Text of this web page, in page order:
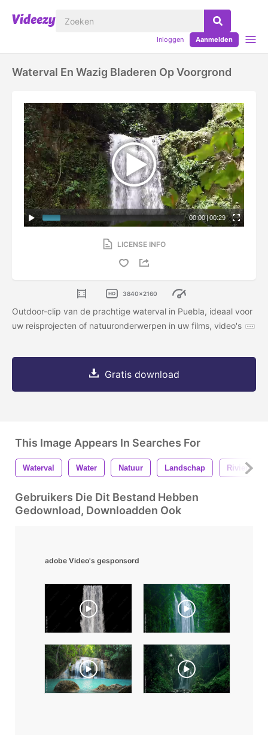
Inloggen Aanmelden
Waterval En Wazig Bladeren Op Voorgrond
00:00| 00:29
LICENSE INFO
3840x2160
Outdoor-clip van de prachtige waterval in Puebla, ideaal voor
uw reisprojecten of natuuronderwerpen in uw films, video's
Gratis download
This Image Appears In Searches For
Waterval Water Natuur Landschap Rivier-
Gebruikers Die Dit Bestand Hebben
Gedownload, Downloadden Ook
adobe Video's gesponsord